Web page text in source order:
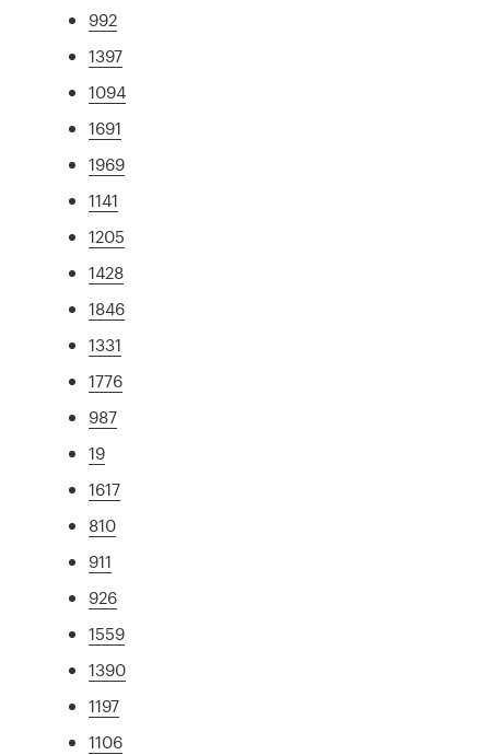
992
1397
1094
1691
1969
1141
1205
1428
1846
1331
1776
987
19
1617
810
911
926
1559
1390
1197
1106